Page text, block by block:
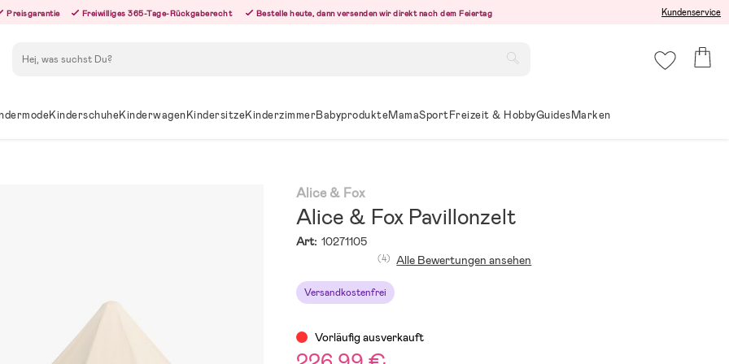
Preisgarantie Freiwilliges 365-Tage-Rückgaberecht Bestelle heute, dann versenden wir direkt nach dem Feiertag Kundenservice
KinderschuheKinderwagenKindersitzeKinderzimmerBabyprodukteMamaSportFreizeit & HobbyGuidesMarken
Alice & Fox
Alice & Fox Pavillonzelt
Art: 10271105
Versandkostenfrei
(4) Alle Bewertungen ansehen
Vorläufig ausverkauft